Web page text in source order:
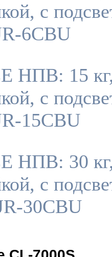
с
6CBU
НПВ: 15
с
15CBU
НПВ: 30
с
30CBU